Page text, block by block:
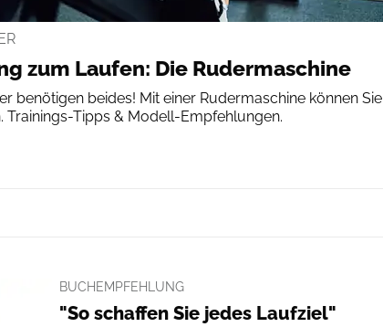
zum Laufen: Die Rudermaschine
benötigen beides! Mit einer Rudermaschine können Sie
Trainings-Tipps & Modell-Empfehlungen.
BUCHEMPFEHLUNG
"So schaffen Sie jedes Laufziel"